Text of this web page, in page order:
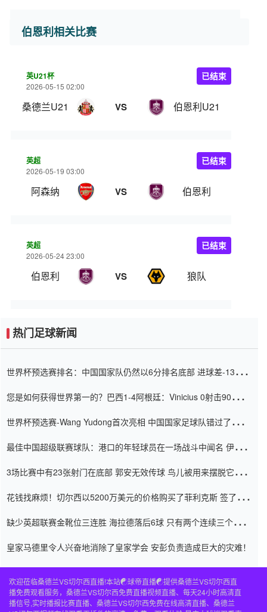
伯恩利相关比赛
英U21杯
2026-05-15 02:00
桑德兰U21 VS 伯恩利U21
已结束
英超
2026-05-19 03:00
阿森纳 VS 伯恩利
已结束
英超
2026-05-24 23:00
伯恩利 VS 狼队
已结束
热门足球新闻
世界杯预选赛排名：中国国家队仍然以6分排名底部 进球差-13令人
您是如何获得世界第一的？巴西1-4阿根廷：Vinicius 0射击90分钟
世界杯预选赛-Wang Yudong首次亮相 中国国家足球队错过了世界
最佳中国超级联赛球队：港口的年轻球员在一场战斗中闻名 伊万放
3场比赛中有23张射门在底部 郭安无效传球 鸟儿被用来摆脱它
花钱找麻烦！切尔西以5200万美元的价格购买了菲利克斯 签了7年
缺少英超联赛金靴位三连胜 海拉德落后6球 只有两个连续三个连续
皇家马德里令人兴奋地消除了皇家学会 安彭负责造成巨大的灾难！
欢迎莅临桑德兰VS切尔西直播!本站☯球帝直播☯提供桑德兰VS切尔西直
播免费观看服务，桑德兰VS切尔西免费直播视频直播、每天24小时高清直
播信号,实时播报比赛直播、桑德兰VS切尔西免费在线高清直播、桑德兰